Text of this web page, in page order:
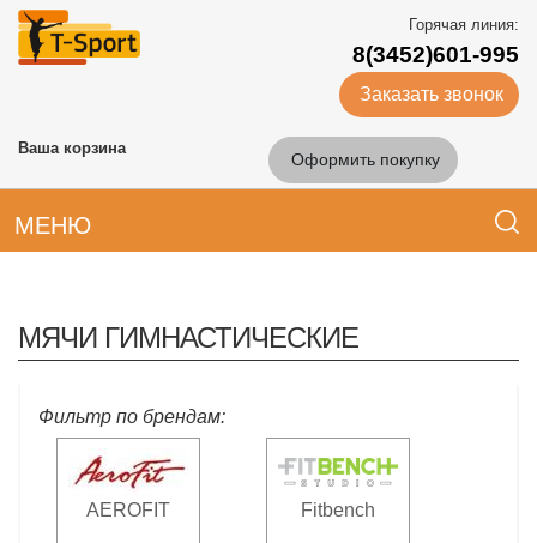
Горячая линия:
8(3452)601-995
Заказать звонок
Ваша корзина
Оформить покупку
МЕНЮ
МЯЧИ ГИМНАСТИЧЕСКИЕ
Фильтр по брендам:
AEROFIT Fitbench